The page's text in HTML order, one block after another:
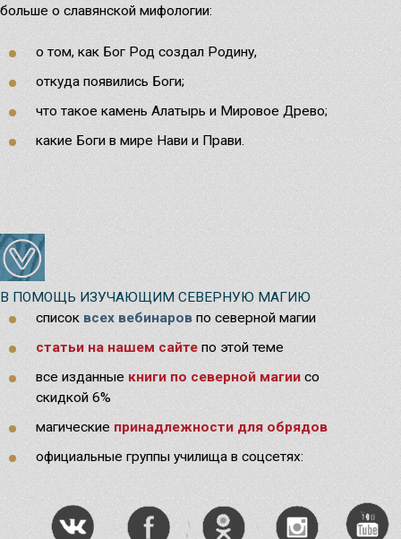
Северная магия и гадание. С чего
начать?
С чего начать изучение северной магии и гадания?
Основные темы
Узнать
Безоплатные записи встреч
Узнать
больше о славянской мифологии:
о том, как Бог Род создал Родину,
откуда появились Боги;
что такое камень Алатырь и Мировое Древо;
какие Боги в мире Нави и Прави.
В ПОМОЩЬ ИЗУЧАЮЩИМ СЕВЕРНУЮ МАГИЮ
список всех вебинаров по северной магии
статьи на нашем сайте по этой теме
все изданные книги по северной магии со
скидкой 6%
магические принадлежности для обрядов
официальные группы училища в соцсетях: